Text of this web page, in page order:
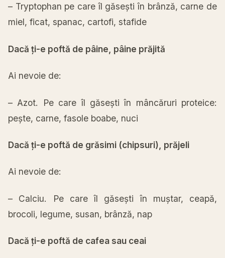
– Tryptophan pe careîl găsești în brânză, carne de
miel, ficat, spanac, cartofi, stafide
Dacă ți-e poftă de pâine pâine prăjită
Ai nevoie de:
– Azot. Pe careîl găsești în mâncăruri proteice:
pește, carne, fasole boabe, nuci
Dacă ți-e poftă de grăsimi (chipsuri), prăjeli
Ai nevoie de:
– Calciu. Pe careîl găsești în muștar, ceapă,
brocoli, legume, susan, brânză, nap
Dacă ți-e poftă de cafea sau ceai